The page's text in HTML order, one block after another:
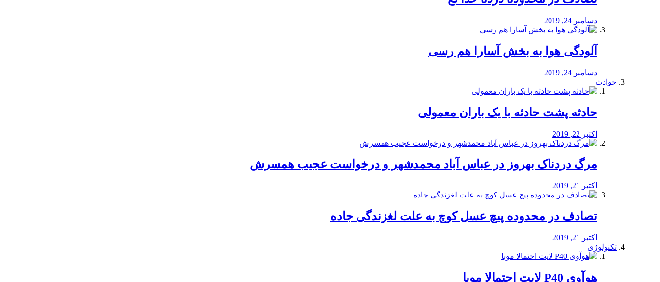
دسامبر 24, 2019
آلودگی هوا به بخش آسارا هم رسی
دسامبر 24, 2019
حوادث
️حادثه پشت حادثه با یک باران معمولی
اکتبر 22, 2019
مرگ دردناک بهروز در عباس آباد محمدشهر و درخواست عجیب همسرش
اکتبر 21, 2019
تصادف در محدوده پیچ عسل کوچ به علت لغزندگی جاده
اکتبر 21, 2019
تکنولوژی
هوآوی P40 لایت احتمالا موبا